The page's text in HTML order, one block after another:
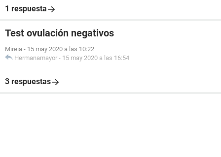
1 respuesta
Test ovulación negativos
Mireia - 15 may 2020 a las 10:22
Hermanamayor - 15 may 2020 a las 16:54
3 respuestas